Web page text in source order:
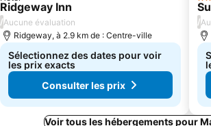
Ridgeway Inn
/Aucune évaluation
Ridgeway, à 2.9 km de : Centre-ville
Sélectionnez des dates pour voir
les prix exacts
Consulter les prix
2
/
Voir tous les hébergements pour